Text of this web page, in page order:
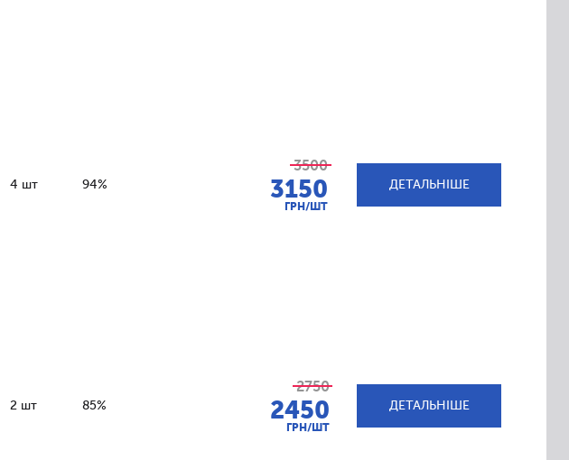
4 шт 94%
3500
3150
ГРН/ШТ
ДЕТАЛЬНІШЕ
2 шт 85%
2750
2450
ГРН/ШТ
ДЕТАЛЬНІШЕ